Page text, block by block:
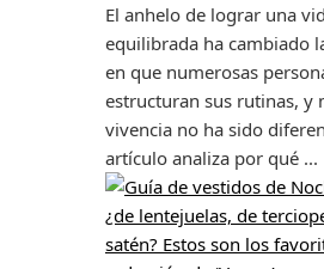
El anhelo de lograr una
equilibrada ha cambiado
en que numerosas
estructuran sus rutinas, y
vivencia no ha sido
artículo analiza por qué ...